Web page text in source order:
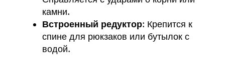
камни.
Встроенный редуктор: Крепится к
спине для рюкзаков или бутылок с
водой.